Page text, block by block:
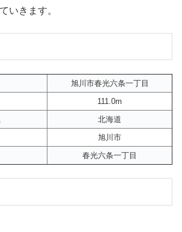
いきます。
旭川市春光六条一丁目
111.0m
北海道
旭川市
春光六条一丁目